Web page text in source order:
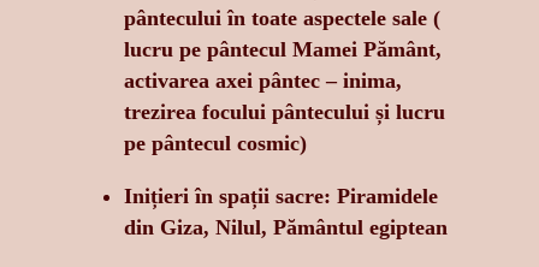
pântecului în toate aspectele sale (
lucru pe pântecul Mamei Pământ,
activarea axei pântec – inima,
trezirea focului pântecului și lucru
pe pântecul cosmic)
Inițieri în spații sacre: Piramidele
din Giza, Nilul, Pământul egiptean